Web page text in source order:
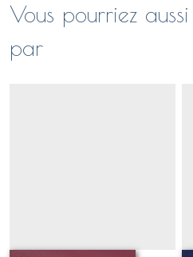
Vous pourriez
par